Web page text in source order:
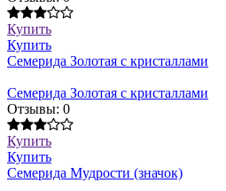
Купить
Купить
Семерида Золотая с кристаллами
Семерида Золотая с кристаллами
Отзывы: 0
Купить
Купить
Семерида Мудрости (значок)